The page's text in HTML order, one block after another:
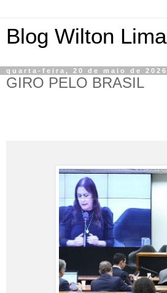
Blog Wilton Lima
quarta-feira, 20 de maio de 2026
GIRO PELO BRASIL